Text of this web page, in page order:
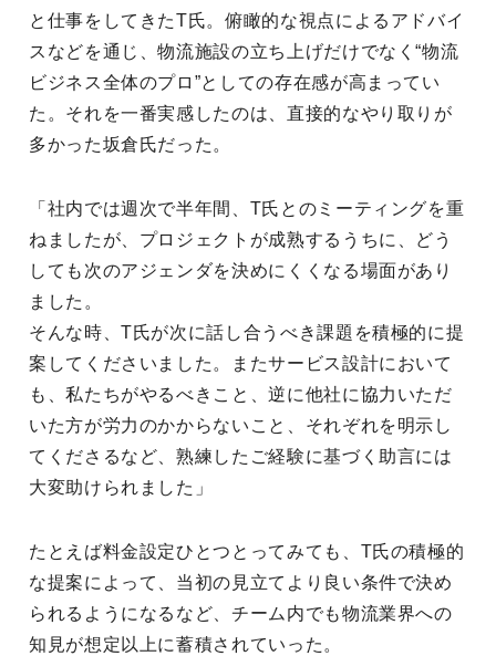
と仕事をしてきたT氏。俯瞰的な視点によるアドバイ
スなどを通じ、物流施設の立ち上げだけでなく“物流
ビジネス全体のプロ”としての存在感が高まってい
た。それを一番実感したのは、直接的なやり取りが
多かった坂倉氏だった。
「社内では週次で半年間、T氏とのミーティングを重
ねましたが、プロジェクトが成熟するうちに、どう
しても次のアジェンダを決めにくくなる場面があり
ました。
そんな時、T氏が次に話し合うべき課題を積極的に提
案してくださいました。またサービス設計において
も、私たちがやるべきこと、逆に他社に協力いただ
いた方が労力のかからないこと、それぞれを明示し
てくださるなど、熟練したご経験に基づく助言には
大変助けられました」
たとえば料金設定ひとつとってみても、T氏の積極的
な提案によって、当初の見立てより良い条件で決め
られるようになるなど、チーム内でも物流業界への
知見が想定以上に蓄積されていった。